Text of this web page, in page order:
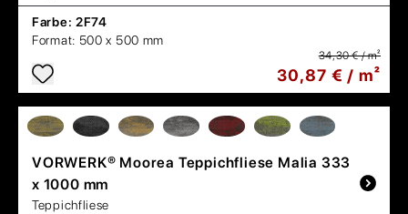
Farbe: 2F74
Format: 500 x 500 mm
34,30 € / m²
30,87 € / m²
VORWERK® Moorea Teppichfliese Malia 333
x 1000 mm
Teppichfliese